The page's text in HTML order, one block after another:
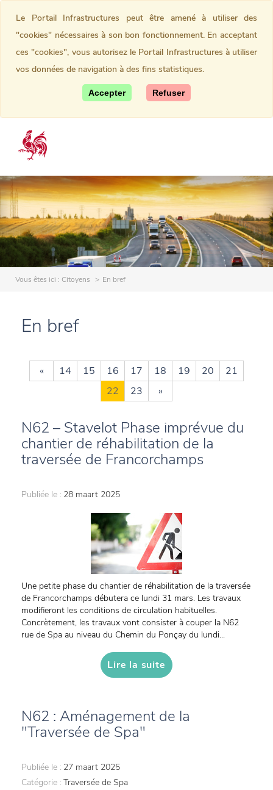
Vous êtes ici : Citoyens En bref
En bref
« 14 15 16 17 18 19 20
21
22
23 »
N62 – Stavelot Phase imprévue du
chantier de réhabilitation de la
traversée de Francorchamps
Publiée le : 28 maart 2025
Une petite phase du chantier de réhabilitation de la traversée
de Francorchamps débutera ce lundi 31 mars. Les travaux
modifieront les conditions de circulation habituelles.
Concrètement, les travaux vont consister à couper la N62
rue de Spa au niveau du Chemin du Ponçay du lundi...
Lire la suite
N62 : Aménagement de la
"Traversée de Spa"
Publiée le : 27 maart 2025
Catégorie : Traversée de Spa
Le Portail Infrastructures peut être amené à utiliser des
"cookies" nécessaires à son bon fonctionnement. En acceptant
ces "cookies", vous autorisez le Portail Infrastructures à utiliser
vos données de navigation à des fins statistiques.
Accepter Refuser